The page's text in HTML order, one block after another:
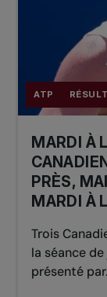
ATP
MARDI À
PRÈS,
MARDI À
Trois
la séance
présenté